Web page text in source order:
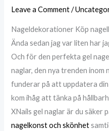
Leave a Comment /
Nageldekorationer Köp
Ända sedan jag var liten har
Och för den perfekta gel
naglar, den nya trenden inom
funderar på att uppdatera
kom ihåg att tänka på
XNails gel naglar är du säker
nagelkonst och skönhet